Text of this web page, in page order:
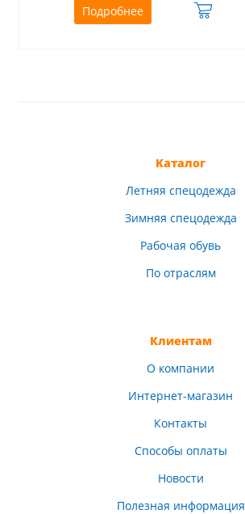
Подробнее
Каталог
Летняя спецодежда
Зимняя спецодежда
Рабочая обувь
По отраслям
Клиентам
О компании
Интернет-магазин
Контакты
Способы оплаты
Новости
Полезная информация